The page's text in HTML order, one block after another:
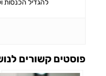
להגדיל הכנסות
פוסטים קשורים